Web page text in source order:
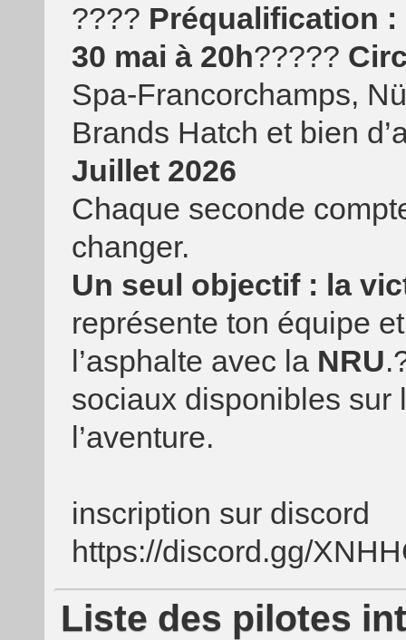
???? Préqualification :
30 mai à 20h?????
Spa-Francorchamps,
Brands Hatch et bien
Juillet 2026
Chaque seconde
changer.
Un seul objectif : la
représente ton équipe
l’asphalte avec la NRU
sociaux disponibles sur
l’aventure.
inscription sur discord
https://discord.gg/
Liste des pilotes